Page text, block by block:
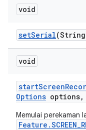
void
setSerial
void
startScreen
Options options,
Memulai perekaman